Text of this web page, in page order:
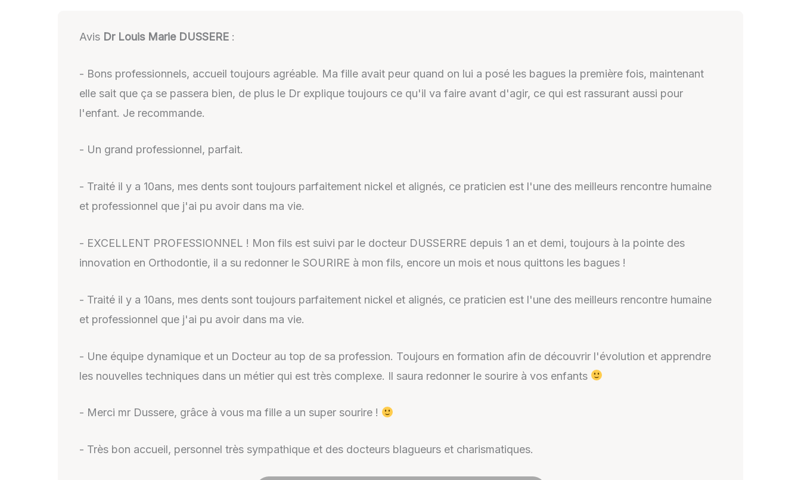
Avis Dr Louis Marie DUSSERE :
- Bons professionnels, accueil toujours agréable. Ma fille avait peur quand on lui a posé les bagues la première fois, maintenant
elle sait que ça se passera bien, de plus le Dr explique toujours ce qu'il va faire avant d'agir, ce qui est rassurant aussi pour
l'enfant. Je recommande.
- Un grand professionnel, parfait.
- Traité il y a 10ans, mes dents sont toujours parfaitement nickel et alignés, ce praticien est l'une des meilleurs rencontre humaine
et professionnel que j'ai pu avoir dans ma vie.
- EXCELLENT PROFESSIONNEL ! Mon fils est suivi par le docteur DUSSERRE depuis 1 an et demi, toujours à la pointe des
innovation en Orthodontie, il a su redonner le SOURIRE à mon fils, encore un mois et nous quittons les bagues !
- Traité il y a 10ans, mes dents sont toujours parfaitement nickel et alignés, ce praticien est l'une des meilleurs rencontre humaine
et professionnel que j'ai pu avoir dans ma vie.
- Une équipe dynamique et un Docteur au top de sa profession. Toujours en formation afin de découvrir l'évolution et apprendre
les nouvelles techniques dans un métier qui est très complexe. Il saura redonner le sourire à vos enfants
- Merci mr Dussere, grâce à vous ma fille a un super sourire !
- Très bon accueil, personnel très sympathique et des docteurs blagueurs et charismatiques.